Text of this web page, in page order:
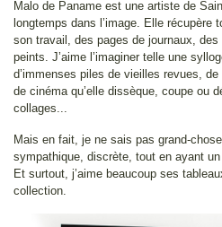
Malo de Paname est une artiste de
longtemps dans l’image. Elle récupère
son travail, des pages de journaux,
peints. J’aime l’imaginer telle une
d’immenses piles de vieilles revues,
de cinéma qu’elle dissèque, coupe ou
collages...
Mais en fait, je ne sais pas grand-
sympathique, discrète, tout en ayant
Et surtout, j’aime beaucoup ses
collection.